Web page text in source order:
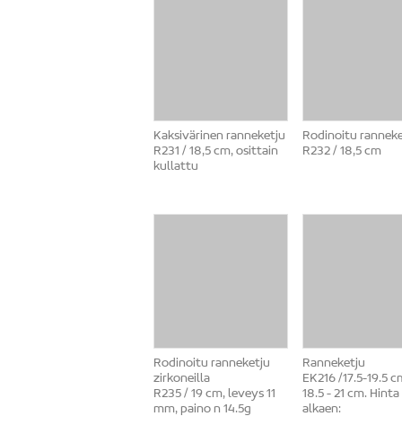
Kaksivärinen ranneketju
R231 / 18,5 cm, osittain
kullattu
Rodinoitu
R232 / 18,5 cm
Rodinoitu ranneketju
zirkoneilla
R235 / 19 cm, leveys 11
mm, paino n 14.5g
Ranneketju
EK216 /17.5-19.5
18.5 - 21 cm. Hinta
alkaen: